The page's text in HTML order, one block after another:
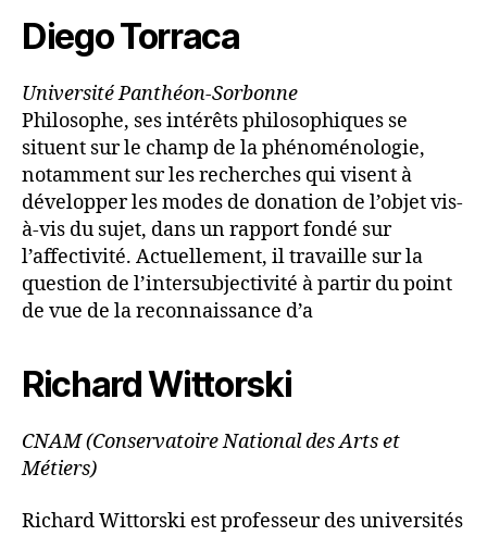
Diego Torraca
Université Panthéon-Sorbonne
Philosophe, ses intérêts philosophiques se
situent sur le champ de la phénoménologie,
notamment sur les recherches qui visent à
développer les modes de donation de l’objet vis-
à-vis du sujet, dans un rapport fondé sur
l’affectivité. Actuellement, il travaille sur la
question de l’intersubjectivité à partir du point
de vue de la reconnaissance d’a
Richard Wittorski
CNAM (Conservatoire National des Arts et
Métiers)
Richard Wittorski est professeur des universités